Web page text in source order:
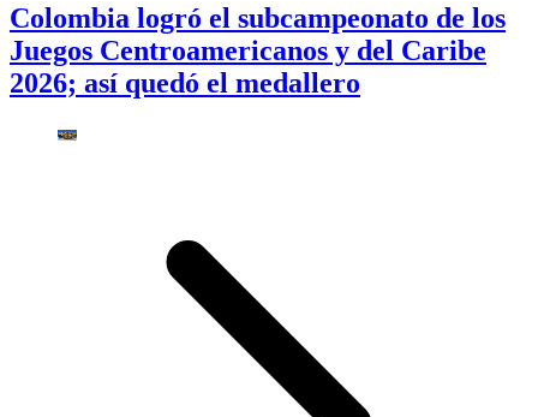
Colombia logró el subcampeonato de los
Juegos Centroamericanos y del Caribe
2026; así quedó el medallero